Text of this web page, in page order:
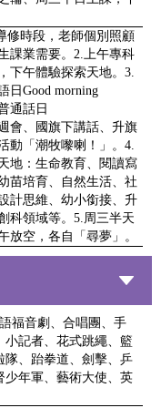
修時段，老師個別照顧
課業需要。2.上午專科
下午體驗探索天地。3.
日Good morning
通話日
會、國旗下講話、升旗
動「潮牧嚟喇！」。4.
地：生命教育、閱讀寫
苗培育、自然生活、社
計思維、幼小銜接、升
科領域等。5.周三半天
放空，各自「尋夢」。
福音劇、合唱團、手
記者、花式跳繩、籃
隊、跆拳道、劍擊、乒
少年軍、藝術大使、英